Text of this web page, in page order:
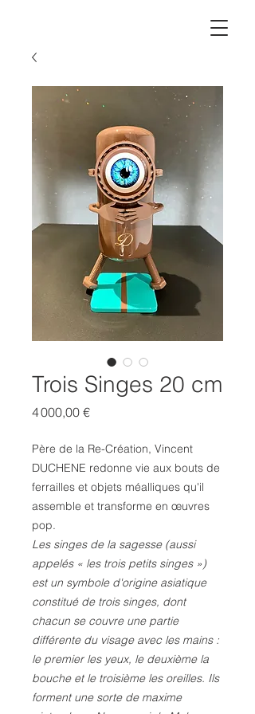
Trois Singes 20 cm
4 000,00 €Prix
Père de la Re-Création, Vincent
DUCHENE redonne vie aux bouts de
ferrailles et objets méalliques qu'il
assemble et transforme en œuvres
pop.
Les singes de la sagesse(aussi
appelés « les trois petits singes »)
est un symboled'origine asiatique
constitué de trois singes, dont
chacun se couvre une partie
différente du visageavec les mains:
le premier les yeux, le deuxième la
boucheet le troisième les oreilles. Ils
forment une sorte de maxime